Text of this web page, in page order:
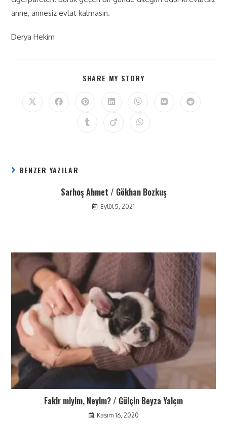
anne, annesiz evlat kalmasın.
Derya Hekim
SHARE MY STORY
BENZER YAZILAR
Sarhoş Ahmet / Gökhan Bozkuş
Eylül 5, 2021
Fakir miyim, Neyim? / Gülçin Beyza Yalçın
Kasım 16, 2020